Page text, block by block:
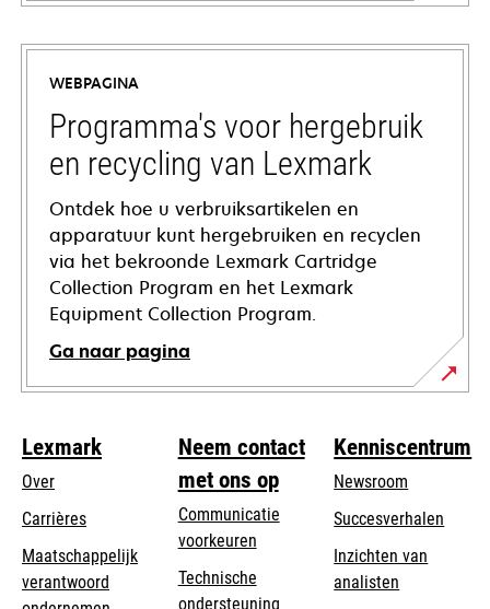
opens
in
new
tab
WEBPAGINA
Programma's voor hergebruik
en recycling van Lexmark
Ontdek hoe u verbruiksartikelen en
apparatuur kunt hergebruiken en recyclen
via het bekroonde Lexmark Cartridge
Collection Program en het Lexmark
Equipment Collection Program.
Ga naar pagina
Lexmark
Over
Carrières
Maatschappelijk
verantwoord
Neem contact
met ons op
Communicatie
voorkeuren
Technische
ondersteuningopens
Kenniscentrum
Newsroom
Succesverhalen
Inzichten van
analisten